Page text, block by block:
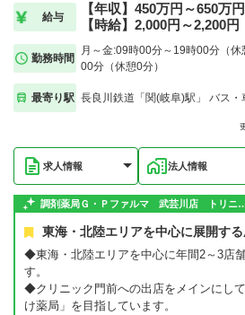
給与
【年収】450万円～650万
【時給】2,000円～2,200円
勤務時間
月～金:09時00分～19時00分（
00分（休憩0分）
最寄り駅 長良川鉄道「関(岐阜)駅」 バス・
求人情報 法人情報
調剤薬局Ｇ・Ｐファルマ 武芸川店 トリニ…
東海・北陸エリアを中心に展開する
◆東海・北陸エリアを中心に年間2～3店
す。
◆クリニック門前への出店をメインにし
け薬局」を目指しています。